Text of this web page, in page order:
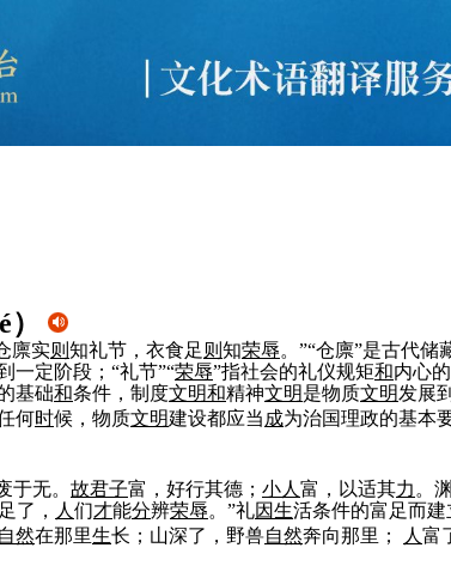
）
廪实则 知礼节，衣食足 则 知荣辱。”“仓廪”是古代
一定阶段；“礼节”“荣辱”指社会的礼仪规矩和内心
基础和条件，制度文明和精神文明是物质文明发展
何时候，物质文明建设都应当 成为治国理政的基本
于无。 故君子富，好行其德； 小人 富，以适其力 。
了， 人 们才能分辨荣辱。”礼因生活条件的富足而建
自然在那里生长；山深了，野兽自然奔向那里； 人 富